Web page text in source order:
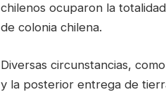
chilenos ocuparon la
de colonia chilena.
Diversas circunstancias,
y la posterior entrega de